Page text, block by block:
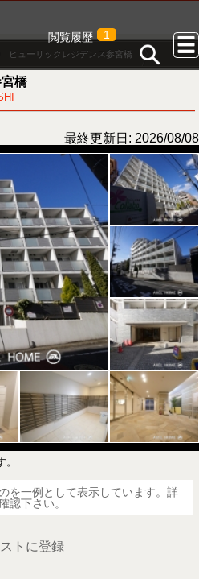
閲覧履歴 1
ヒューリックレジデンス参宮橋
橋
最終更新日: 2026/08/08
を一例として表示しています。詳
認下さい。
トに登録